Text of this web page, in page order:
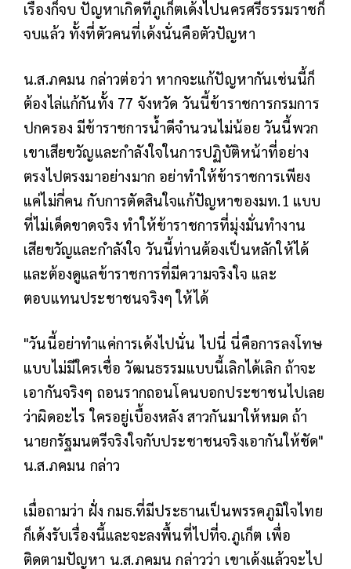
เรื่องก็จบ ปัญหาเกิดที่ภูเก็ตเด้งไปนครศรีธรรมราชก็
จบแล้ว ทั้งที่ตัวคนที่เด้งนั่นคือตัวปัญหา
น.ส.ภคมน กล่าวต่อว่า หากจะแก้ปัญหากันเช่นนี้ก็
ต้องไล่แก้กันทั้ง 77 จังหวัด วันนี้ข้าราชการกรมการ
ปกครอง มีข้าราชการน้ำดีจำนวนไม่น้อย วันนี้พวก
เขาเสียขวัญและกำลังใจในการปฏิบัติหน้าที่อย่าง
ตรงไปตรงมาอย่างมาก อย่าทำให้ข้าราชการเพียง
แค่ไม่กี่คน กับการตัดสินใจแก้ปัญหาของมท.1 แบบ
ที่ไม่เด็ดขาดจริง ทำให้ข้าราชการที่มุ่งมั่นทำงาน
เสียขวัญและกำลังใจ วันนี้ท่านต้องเป็นหลักให้ได้
และต้องดูแลข้าราชการที่มีความจริงใจ และ
ตอบแทนประชาชนจริงๆ ให้ได้
"วันนี้อย่าทำแค่การเด้งไปนั่น ไปนี่ นี่คือการลงโทษ
แบบไม่มีใครเชื่อ วัฒนธรรมแบบนี้เลิกได้เลิก ถ้าจะ
เอากันจริงๆ ถอนรากถอนโคนบอกประชาชนไปเลย
ว่าผิดอะไร ใครอยู่เบื้องหลัง สาวกันมาให้หมด ถ้า
นายกรัฐมนตรีจริงใจกับประชาชนจริงเอากันให้ชัด"
น.ส.ภคมน กล่าว
เมื่อถามว่า ฝั่ง กมธ.ที่มีประธานเป็นพรรคภูมิใจไทย
ก็เด้งรับเรื่องนี้และจะลงพื้นที่ไปที่จ.ภูเก็ต เพื่อ
ติดตามปัญหา น.ส.ภคมน กล่าวว่า เขาเด้งแล้วจะไป